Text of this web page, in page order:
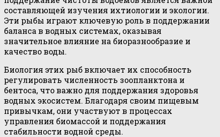
составляющей изучения ихтиологии и экологии.
Эти рыбы играют ключевую роль в поддержании
баланса в водных системах, оказывая
значительное влияние на биоразнообразие и
качество воды.
Биология этих рыб включает их способность
регулировать численность зоопланктона и
бентоса, что важно для поддержания здоровья
водных экосистем. Благодаря своим пищевым
привычкам, они участвуют в процессах
управления биомассой и поддержания
стабильности водной среды.